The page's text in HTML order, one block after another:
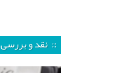
:: نقد و بررسی